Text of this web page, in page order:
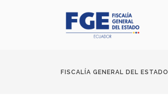
FISCALÍA GENERAL DEL ESTADO